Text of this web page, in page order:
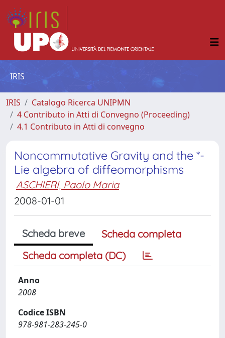
IRIS
IRIS
Catalogo Ricerca UNIPMN
4 Contributo in Atti di Convegno (Proceeding)
4.1 Contributo in Atti di convegno
Noncommutative Gravity and the *-
Lie algebra of diffeomorphisms
ASCHIERI, Paolo Maria
2008-01-01
Scheda breve
Scheda completa
Scheda completa (DC)
Anno
2008
Codice ISBN
978-981-283-245-0